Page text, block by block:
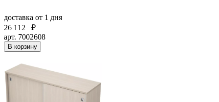
доставка от 1 дня
26 112
₽
арт. 7002608
В корзину